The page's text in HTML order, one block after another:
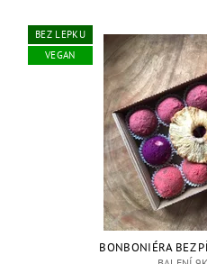
BEZ LEPKU
VEGAN
BONBONIÉRA BEZ